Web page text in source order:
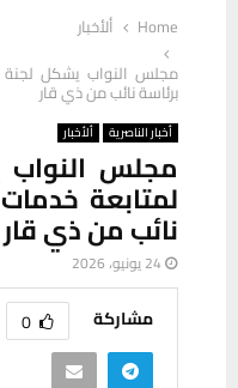
Home
ألأخبار
مجلس النواب يشكل لجنة
برئاسة نائب من ذي قار
أخبار الناصرية ألأخبار
مجلس النواب
لمتابعة خدمات
نائب من ذي قار
24 يونيو، 2026
مشاركة 0